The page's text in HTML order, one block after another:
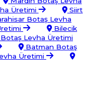
Üretimi
Siirt
Botaş Levha
Bilecik
Levha Üretimi
Batman Botaş
Üretimi